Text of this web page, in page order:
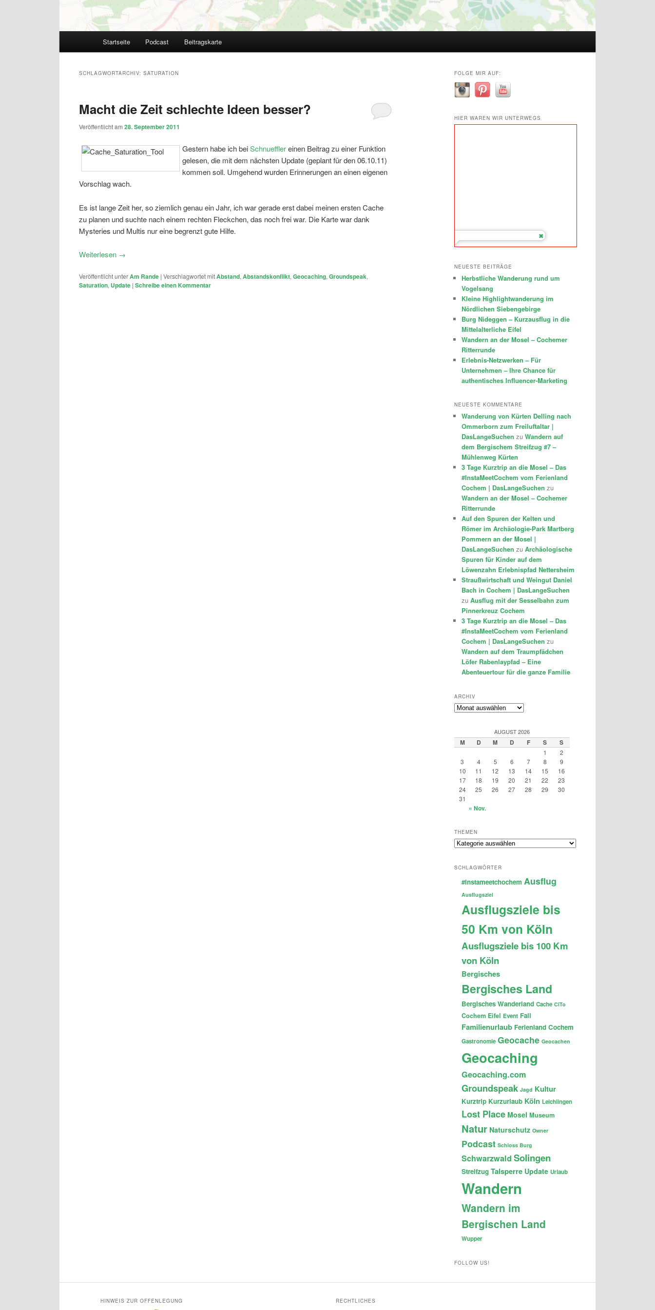
Startseite Podcast Beitragskarte
SCHLAGWORTARCHIV: SATURATION
Macht die Zeit schlechte Ideen besser?
Veröffentlicht am 28. September 2011
Gestern habe ich beiSchnuefflereinen Beitrag zu einer Funktion
gelesen, die mit dem nächsten Update (geplant für den 06.10.11)
kommen soll. Umgehend wurden Erinnerungen an einen eigenen
Vorschlag wach.
Es ist lange Zeit her, so ziemlich genau ein Jahr, ich war gerade erst dabei meinen ersten Cache
zu planen und suchte nach einem rechten Fleckchen, das noch frei war. Die Karte war dank
Mysteries und Multis nur eine begrenzt gute Hilfe.
Weiterlesen →
Veröffentlicht unterAm Rande | Verschlagwortet mitAbstand, Abstandskonflikt, Geocaching, Groundspeak,
Saturation, Update | Schreibe einen Kommentar
FOLGE MIR AUF:
HIER WAREN WIR UNTERWEGS
NEUESTE BEITRÄGE
Herbstliche Wanderung rund um
Vogelsang
Kleine Highlightwanderung im
Nördlichen Siebengebirge
Burg Nideggen – Kurzausflug in die
Mittelalterliche Eifel
Wandern an der Mosel – Cochemer
Ritterrunde
Erlebnis-Netzwerken – Für
Unternehmen – Ihre Chance für
authentisches Influencer-Marketing
NEUESTE KOMMENTARE
Wanderung von Kürten Delling nach
Ommerborn zum Freiluftaltar |
DasLangeSuchen zu Wandern auf
dem Bergischem Streifzug #7 –
Mühlenweg Kürten
3 Tage Kurztrip an die Mosel – Das
#InstaMeetCochem vom Ferienland
Cochem | DasLangeSuchen zu
Wandern an der Mosel – Cochemer
Ritterrunde
Auf den Spuren der Kelten und
Römer im Archäologie-Park Martberg
Pommern an der Mosel |
DasLangeSuchen zu Archäologische
Spuren für Kinder auf dem
Löwenzahn Erlebnispfad Nettersheim
Straußwirtschaft und Weingut Daniel
Bach in Cochem | DasLangeSuchen
zu Ausflug mit der Sesselbahn zum
Pinnerkreuz Cochem
3 Tage Kurztrip an die Mosel – Das
#InstaMeetCochem vom Ferienland
Cochem | DasLangeSuchen zu
Wandern auf dem Traumpfädchen
Löfer Rabenlaypfad – Eine
Abenteuertour für die ganze Familie
ARCHIV
Archiv
AUGUST 2026
M D M D F S S
1
2
3
4 5 6 7 8
9
10
11 12 13 14 15
16
17
18 19 20 21 22
23
24
25 26 27 28 29
30
31
« Nov.
THEMEN
Themen
SCHLAGWÖRTER
#instameetchochem Ausflug
Ausflugsziel
Ausflugsziele bis
50 Km von Köln
Ausflugsziele bis 100 Km
von Köln
Bergisches
Bergisches Land
Bergisches Wanderland Cache CiTo
Cochem Eifel Event Fail
Familienurlaub Ferienland Cochem
Gastronomie Geocache Geocachen
Geocaching
Geocaching.com
Groundspeak Jagd Kultur
Kurztrip Kurzurlaub Köln Leichlingen
Lost Place Mosel Museum
Natur Naturschutz Owner
Podcast Schloss Burg
Schwarzwald Solingen
Streifzug Talsperre Update Urlaub
Wandern
Wandern im
Bergischen Land
Wupper
FOLLOW US!
HINWEIS ZUR OFFENLEGUNG RECHTLICHES